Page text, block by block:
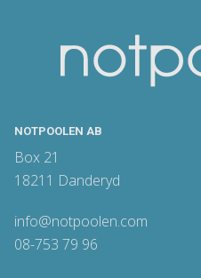
NOTPOOLEN AB
Box 21
18211 Danderyd
info@notpoolen.com
08-753 79 96